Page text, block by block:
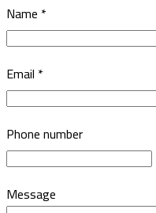
Name *
Email *
Phone number
Message